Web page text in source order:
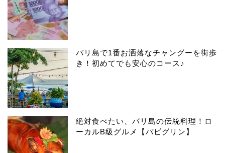
バリ島で1番お洒落なチャングーを街歩
き！初めてでも安心のコース♪
絶対食べたい、バリ島の伝統料理！ロ
ーカルB級グルメ【バビグリン】